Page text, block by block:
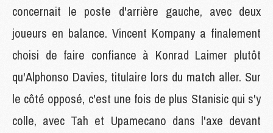
concernait le poste d'arrière gauche, avec deux
joueurs en balance. Vincent Kompany a finalement
choisi de faire confiance à Konrad Laimer plutôt
qu'Alphonso Davies, titulaire lors du match aller. Sur
le côté opposé, c'est une fois de plus Stanisic qui s'y
colle, avec Tah et Upamecano dans l'axe devant